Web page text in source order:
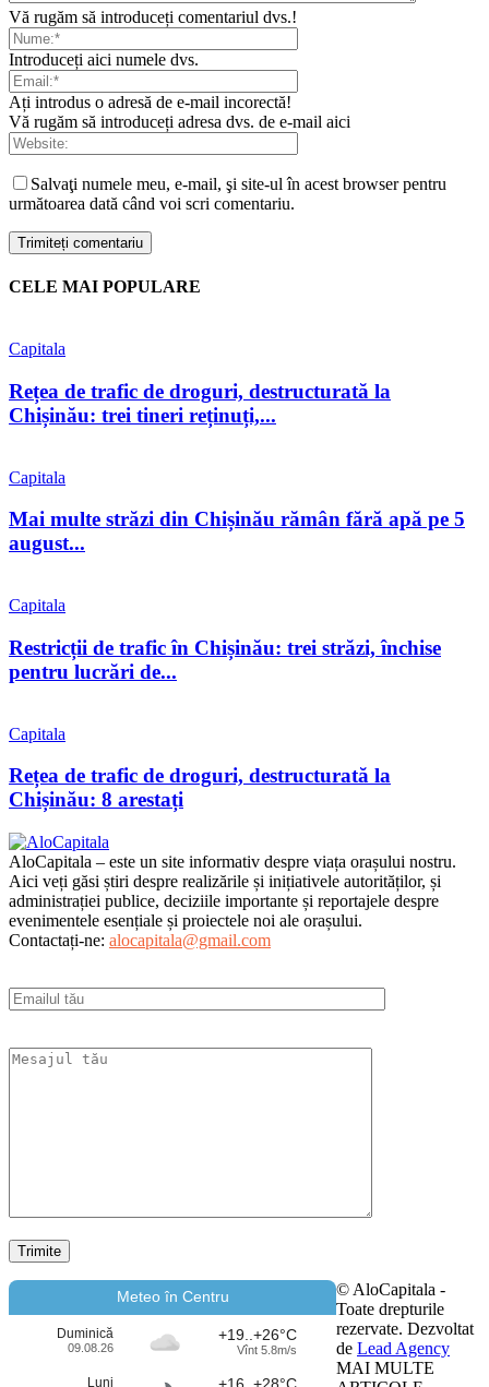
Vă rugăm să introduceți comentariul dvs.!
Introduceți aici numele dvs.
Ați introdus o adresă de e-mail incorectă!
Vă rugăm să introduceți adresa dvs. de e-mail aici
Salvaţi numele meu, e-mail, şi site-ul în acest browser pentru
următoarea dată când voi scri comentariu.
CELE MAI POPULARE
Capitala
Rețea de trafic de droguri, destructurată la
Chișinău: trei tineri reținuți,...
Capitala
Mai multe străzi din Chișinău rămân fără apă pe 5
august...
Capitala
Restricții de trafic în Chișinău: trei străzi, închise
pentru lucrări de...
Capitala
Rețea de trafic de droguri, destructurată la
Chișinău: 8 arestați
AloCapitala – este un site informativ despre viața orașului nostru.
Aici veți găsi știri despre realizările și inițiativele autorităților, și
administrației publice, deciziile importante și reportajele despre
evenimentele esențiale și proiectele noi ale orașului.
Contactați-ne: alocapitala@gmail.com
Meteo în Centru
Duminică
09.08.26
+19..+26°C
Vînt 5.8m/s
Luni
© AloCapitala -
Toate drepturile
rezervate. Dezvoltat
de Lead Agency
MAI MULTE